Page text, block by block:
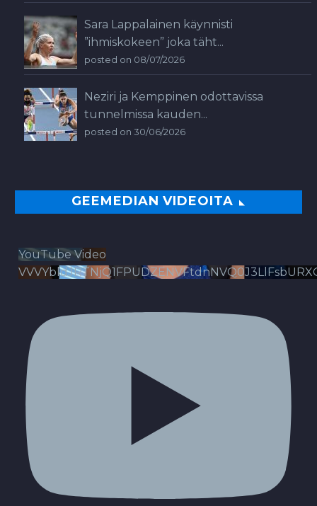
Sara Lappalainen käynnisti
”ihmiskokeen” joka täht...
posted on 08/07/2026
Neziri ja Kemppinen odottavissa
tunnelmissa kauden...
posted on 30/06/2026
GEEMEDIAN VIDEOITA
YouTube Video